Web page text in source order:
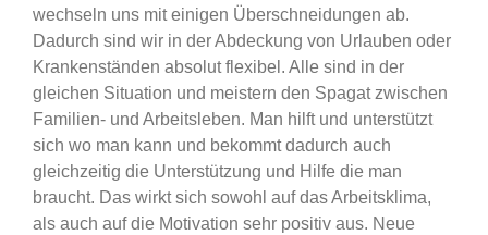
wechseln uns mit einigen Überschneidungen ab.
Dadurch sind wir in der Abdeckung von Urlauben oder
Krankenständen absolut flexibel. Alle sind in der
gleichen Situation und meistern den Spagat zwischen
Familien- und Arbeitsleben. Man hilft und unterstützt
sich wo man kann und bekommt dadurch auch
gleichzeitig die Unterstützung und Hilfe die man
braucht. Das wirkt sich sowohl auf das Arbeitsklima,
als auch auf die Motivation sehr positiv aus. Neue